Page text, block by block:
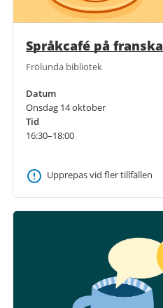
Språkcafé på franska
Frölunda bibliotek
Datum
Onsdag 14 oktober
Tid
16:30–18:00
Upprepas vid fler tillfällen